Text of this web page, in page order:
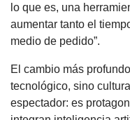
lo que es, una
aumentar tanto el
medio de pedido”.
El cambio más
tecnológico, sino
espectador: es